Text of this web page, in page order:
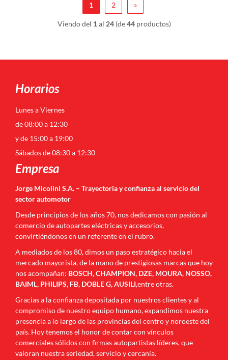
1 2 »
Viendo del 1 al 24(de44productos)
Horarios
Lunes a Viernes
de 08:00 a 12:30
y de 15:00 a 19:00
Sábados de 08:30 a 12:30
Empresa
Jorge Micolini S.A. – Trayectoria y confianza al servicio del
sector automotor
Desde principios de los años 70, nos dedicamos con pasión al
comercio de autopartes eléctricas y accesorios,
convirtiéndonos en un referente en el rubro.
A mediados de los 80, dimos un paso estratégico hacia el
mercado mayorista, de la mano de prestigiosas marcas que hoy
nos acompañan: BOSCH, CHAMPION, DZE, MOURA, NOSSO,
BAIML, PHILIPS, FB, DOBLE G, AUSILI,entre otras.
Gracias a la confianza depositada por nuestros clientes y al
compromiso de nuestro equipo humano, expandimos nuestra
presencia a lo largo de las provincias del centro y noroeste del
país. Hoy tenemos el honor de contar con vínculos
comerciales sólidos con firmas autopartistas líderes, que
valoran nuestra seriedad, servicio y cercanía.